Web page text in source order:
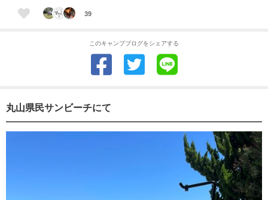
39
このキャンプブログをシェアする
丸山県民サンビーチにて